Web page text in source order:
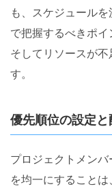
も、スケジュール
で把握するべきポイ
そしてリソースが
す。
優先順位の設定と
プロジェクトメン
を均一にすることは